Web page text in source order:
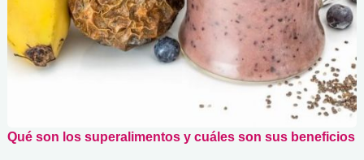
Qué son los superalimentos y cuáles son sus beneficios